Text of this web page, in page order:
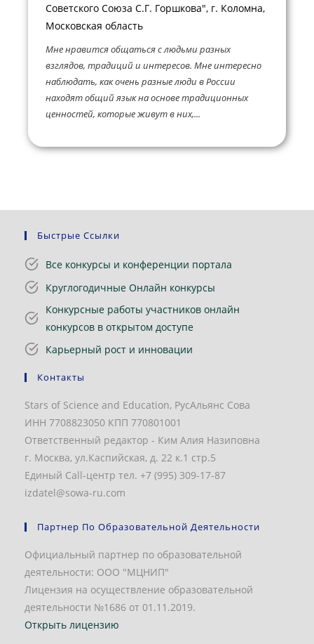
Советского Союза С.Г. Горшкова", г. Коломна,
Московская область
Мне нравится общаться с людьми разных
взглядов, традиций и интересов. Мне интересно
наблюдать, как очень разные люди в России
находят общий язык на основе традиционных
ценностей, которые живут в них,...
Быстрые Ссылки
Все конкурсы и конференции портала
Круглогодичные Онлайн конкурсы
Конкурсные работы участников онлайн
конкурсов в открытом доступе
Карьерный рост и инновации
Контакты
Stars of Science and Education, РусАльянс Сова
ИНН 7708823050 КПП 770801001
Ответственный редактор - Ким Алия Назиповна
г. Москва, ул.Каспийская, д. 22 к.1 стр.5
Единый Call-центр тел. +7 (995) 309-17-87
izdatel@sowa-ru.com
Партнер По Образовательной Деятельности
Официальный партнер по образовательной
деятельности: ООО "МЦНИП"
Лицензия на осуществление образовательной
деятельности №1686 от 01.11.2019.
Открыть лицензию